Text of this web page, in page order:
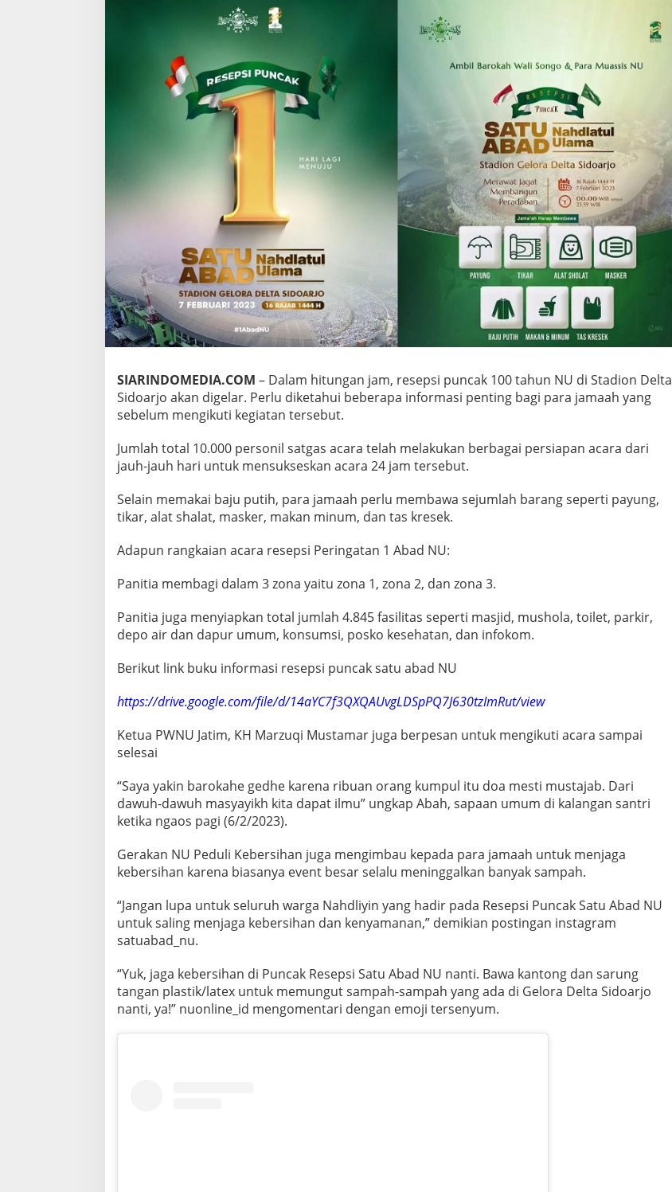
J
A
M
A
H
D
I
U
N
P
E
R
I
N
G
A
T
A
N
1
B
A
N
,
D
R
I
A
A
S
L
A
H
N
G
A
S
K
R
E
E
K
SIARINDOMEDIA.COM – Dalam hitungan jam, resepsi puncak 100 tahun NU di Stadion Delta
Sidoarjo akan digelar. Perlu diketahui beberapa informasi penting bagi para jamaah yang
sebelum mengikuti kegiatan tersebut.
Jumlah total 10.000 personil satgas acara telah melakukan berbagai persiapan acara dari
jauh-jauh hari untuk mensukseskan acara 24 jam tersebut.
Selain memakai baju putih, para jamaah perlu membawa sejumlah barang seperti payung,
tikar, alat shalat, masker, makan minum, dan tas kresek.
Adapun rangkaian acara resepsi Peringatan 1 Abad NU:
Panitia membagi dalam 3 zona yaitu zona 1, zona 2, dan zona 3.
Panitia juga menyiapkan total jumlah 4.845 fasilitas seperti masjid, mushola, toilet, parkir,
depo air dan dapur umum, konsumsi, posko kesehatan, dan infokom.
Berikut link buku informasi resepsi puncak satu abad NU
https://drive.google.com/file/d/14aYC7f3QXQAUvgLDSpPQ7J630tzImRut/view
Ketua PWNU Jatim, KH Marzuqi Mustamar juga berpesan untuk mengikuti acara sampai
selesai
“Saya yakin barokahe gedhe karena ribuan orang kumpul itu doa mesti mustajab. Dari
dawuh-dawuh masyayikh kita dapat ilmu” ungkap Abah, sapaan umum di kalangan santri
ketika ngaos pagi (6/2/2023).
Gerakan NU Peduli Kebersihan juga mengimbau kepada para jamaah untuk menjaga
kebersihan karena biasanya event besar selalu meninggalkan banyak sampah.
“Jangan lupa untuk seluruh warga Nahdliyin yang hadir pada Resepsi Puncak Satu Abad NU
untuk saling menjaga kebersihan dan kenyamanan,” demikian postingan instagram
satuabad_nu.
“Yuk, jaga kebersihan di Puncak Resepsi Satu Abad NU nanti. Bawa kantong dan sarung
tangan plastik/latex untuk memungut sampah-sampah yang ada di Gelora Delta Sidoarjo
nanti, ya!” nuonline_id mengomentari dengan emoji tersenyum.